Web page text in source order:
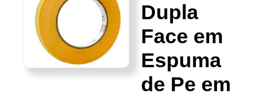
Dupla
Face em
Espuma
de Pe em